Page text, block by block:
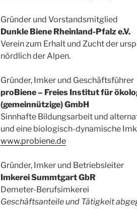
Gründer und Vorstandsmitglied
Dunkle Biene Rheinland-Pfalz e.V.
Verein zum Erhalt und Zucht der
nördlich der Alpen.
Gründer, Imker und Geschäftsführer
proBiene – Freies Institut für
(gemeinnützige) GmbH
Sinnhafte Bildungsarbeit und
und eine biologisch-dynamische
www.probiene.de
Gründer, Imker und Betriebsleiter
Imkerei Summtgart GbR
Demeter-Berufsimkerei
Geschäftsanteile und Tätigkeit